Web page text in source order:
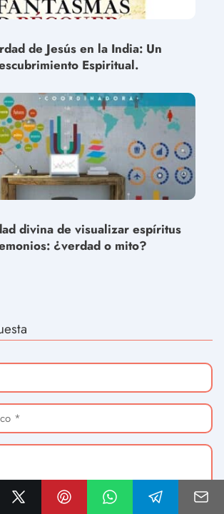
de Jesús en la India: Un
Espiritual.
divina de visualizar espíritus
¿verdad o mito?